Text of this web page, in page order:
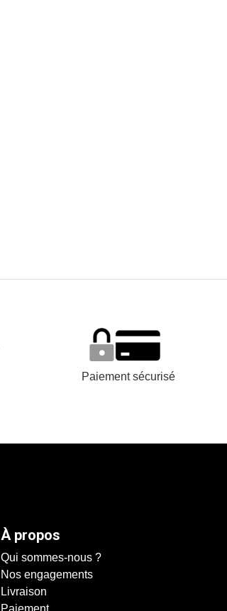
Paiement sécurisé
À propos
Qui sommes-nous ?
Nos engagements
Livraison
Paiement